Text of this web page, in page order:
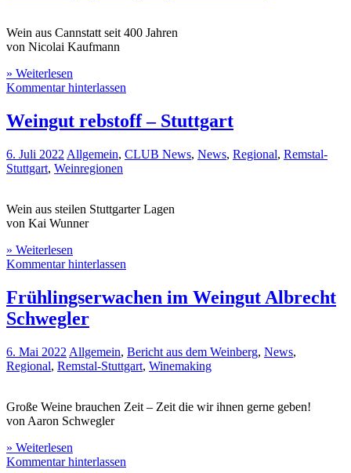
Wein aus Cannstatt seit 400 Jahren
von Nicolai Kaufmann
» Weiterlesen
Kommentar hinterlassen
Weingut rebstoff – Stuttgart
6. Juli 2022 Allgemein, CLUB News, News, Regional, Remstal-
Stuttgart, Weinregionen
Wein aus steilen Stuttgarter Lagen
von Kai Wunner
» Weiterlesen
Kommentar hinterlassen
Frühlingserwachen im Weingut Albrecht
Schwegler
6. Mai 2022 Allgemein, Bericht aus dem Weinberg, News,
Regional, Remstal-Stuttgart, Winemaking
Große Weine brauchen Zeit – Zeit die wir ihnen gerne geben!
von Aaron Schwegler
» Weiterlesen
Kommentar hinterlassen